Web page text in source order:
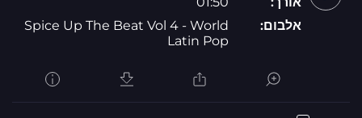
אלבום:
Spice Up The Beat Vol 4 - World
Latin Pop